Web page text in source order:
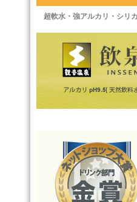
超軟水・強アルカリ・シリ